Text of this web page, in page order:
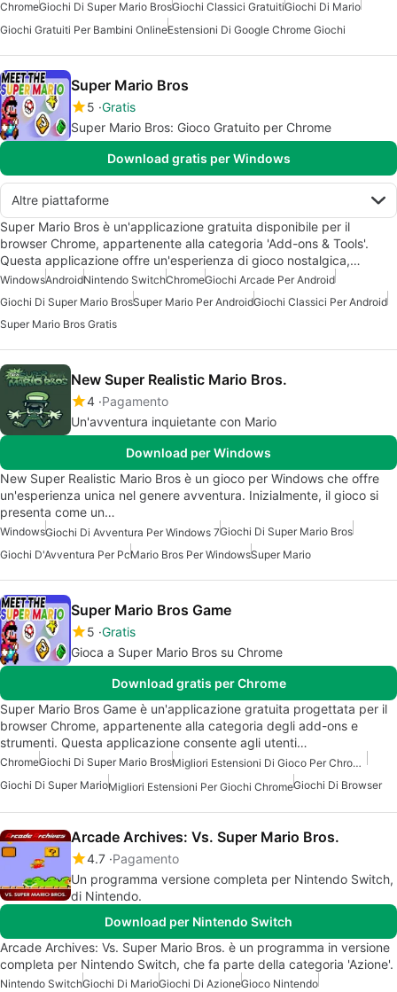
ChromeGiochi Di Super Mario BrosGiochi Classici GratuitiGiochi Di Mario
Giochi Gratuiti Per Bambini OnlineEstensioni Di Google Chrome Giochi
Super Mario Bros
5 Gratis
Super Mario Bros: Gioco Gratuito per Chrome
Download gratis per Windows
Altre piattaforme
Super Mario Bros è un'applicazione gratuita disponibile per il
browser Chrome, appartenente alla categoria 'Add-ons & Tools'.
Questa applicazione offre un'esperienza di gioco nostalgica,…
WindowsAndroidNintendo SwitchChromeGiochi Arcade Per Android
Giochi Di Super Mario BrosSuper Mario Per AndroidGiochi Classici Per Android
Super Mario Bros Gratis
New Super Realistic Mario Bros.
4 Pagamento
Un'avventura inquietante con Mario
Download per Windows
New Super Realistic Mario Bros è un gioco per Windows che offre
un'esperienza unica nel genere avventura. Inizialmente, il gioco si
presenta come un…
WindowsGiochi Di Avventura Per Windows 7Giochi Di Super Mario Bros
Giochi D'Avventura Per PcMario Bros Per WindowsSuper Mario
Super Mario Bros Game
5 Gratis
Gioca a Super Mario Bros su Chrome
Download gratis per Chrome
Super Mario Bros Game è un'applicazione gratuita progettata per il
browser Chrome, appartenente alla categoria degli add-ons e
strumenti. Questa applicazione consente agli utenti…
ChromeGiochi Di Super Mario Bros
Migliori Estensioni Di Gioco Per Chrome
Giochi Di Super MarioMigliori Estensioni Per Giochi ChromeGiochi Di Browser
Arcade Archives: Vs. Super Mario Bros.
4.7 Pagamento
Un programma versione completa per Nintendo Switch,
di Nintendo.
Download per Nintendo Switch
Arcade Archives: Vs. Super Mario Bros. è un programma in versione
completa per Nintendo Switch, che fa parte della categoria 'Azione'.
Nintendo SwitchGiochi Di MarioGiochi Di AzioneGioco Nintendo